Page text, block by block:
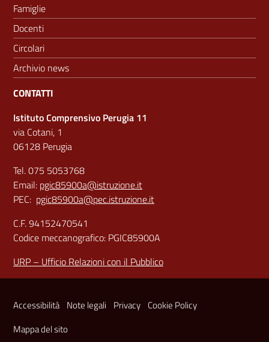
Famiglie
Docenti
Circolari
Archivio news
CONTATTI
Istituto Comprensivo Perugia 11
via Cotani, 1
06128 Perugia
Tel. 075 5053768
Email: pgic85900a@istruzione.it
PEC: pgic85900a@pec.istruzione.it
C.F. 94152470541
Codice meccanografico: PGIC85900A
URP – Ufficio Relazioni con il Pubblico
Accessibilità Note legali Privacy Cookie Policy
Mappa del sito